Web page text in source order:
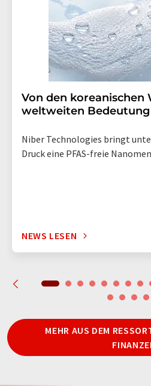
Von den koreanischen
weltweiten Bedeutung
Niber Technologies bringt
Druck eine PFAS-freie
NEWS LESEN
MEHR AUS DEM